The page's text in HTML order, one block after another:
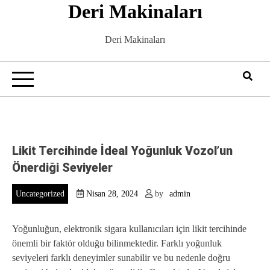
Deri Makinaları
Deri Makinaları
Likit Tercihinde İdeal Yoğunluk Vozol’un
Önerdiği Seviyeler
Uncategorized Nisan 28, 2024 by admin
Yoğunluğun, elektronik sigara kullanıcıları için likit tercihinde
önemli bir faktör olduğu bilinmektedir. Farklı yoğunluk
seviyeleri farklı deneyimler sunabilir ve bu nedenle doğru